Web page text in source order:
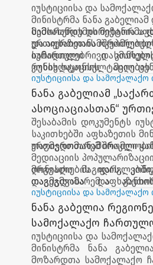
მემორანდუმი
იუსტიციისა და
მინისტრმა ნანა
სამსახურის დირექტორმა
მემორანდუმის მიზანია
და აფხაზეთის
სამართლებრივი
რუხის საკონსულტაციო
ასევე,
განათლების
ახალგაზრდებისა და
იურიდიული
კონსულტაციის
როგორც აფხაზეთიდან
აფხაზეთის
ეფექტიანი დაცვისთვის.
იუსტიციისა და სამოქალაქო
ნანა გაბელიამ
ასოციაციასთან“
მემორანდუმი
შესაბამის დოკუმენტს
საკითხებში აფხაზეთის
თავმჯდომარემ ირაკლი
მედიაციის
მრგვალი მაგიდის,
დაგეგმვასა და
საზოგადოებაში
მედიაციის, როგორც
მექანიზმის დანერგვასა
ღონისძიების
თავმჯდომარემ
სამედიაციო პროცესები
იუსტიციისა და სამოქალაქო
ნანა გაბელია
სამოქალაქო
განაგრძობს
იუსტიციისა და
მინისტრმა ნანა
მოზარდთა სამოქალაქო